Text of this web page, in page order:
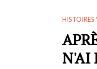
HISTOIRES
N'AI